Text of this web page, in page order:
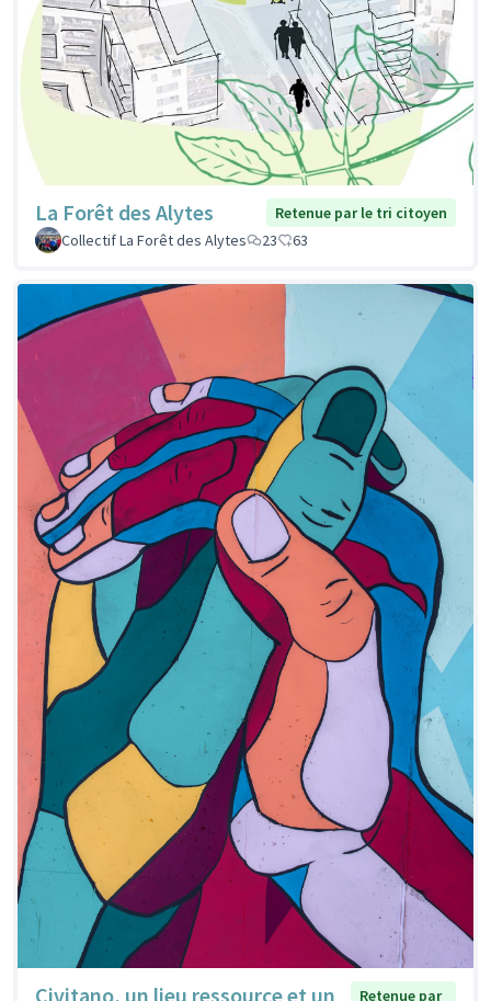
La Forêt des Alytes
Retenue par le tri citoyen
Collectif La Forêt des Alytes
23 63
Civitano, un lieu ressource et un
Retenue par